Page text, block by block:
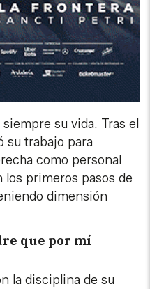
su vida. Tras el
su trabajo para
como personal
los primeros pasos de
dimensión
que por mí
la disciplina de su